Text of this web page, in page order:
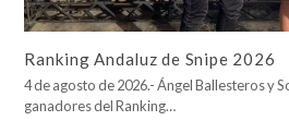
Ranking Andaluz de Snipe 2026
4 de agosto de 2026.- Ángel Ballesteros y
ganadores del Ranking…